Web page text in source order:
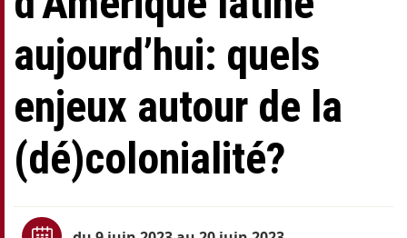
aujourd’hui: quels
enjeux autour de la
(dé)colonialité?